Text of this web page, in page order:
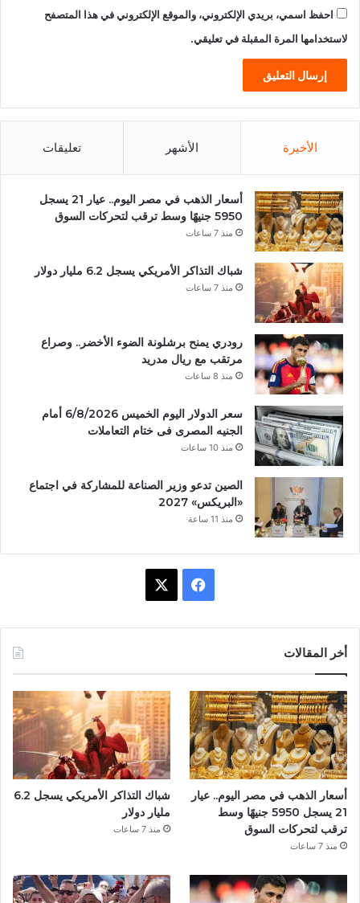
احفظ اسمي، بريدي الإلكتروني، والموقع الإلكتروني في هذا المتصفح
لاستخدامها المرة المقبلة في تعليقي.
الأخيرة الأشهر تعليقات
أسعار الذهب في مصر اليوم.. عيار 21 يسجل
5950 جنيهًا وسط ترقب لتحركات السوق
منذ 7 ساعات
شباك التذاكر الأمريكي يسجل 6.2 مليار دولار
منذ 7 ساعات
رودري يمنح برشلونة الضوء الأخضر.. وصراع
مرتقب مع ريال مدريد
منذ 8 ساعات
سعر الدولار اليوم الخميس 6/8/2026 أمام
الجنيه المصرى فى ختام التعاملات
منذ 10 ساعات
الصين تدعو وزير الصناعة للمشاركة في اجتماع
«البريكس» 2027
منذ 11 ساعة
و
ك
أخر المقالات
أسعار الذهب في مصر اليوم.. عيار
21 يسجل 5950 جنيهًا وسط
ترقب لتحركات السوق
منذ 7 ساعات
شباك التذاكر الأمريكي يسجل 6.2
مليار دولار
منذ 7 ساعات